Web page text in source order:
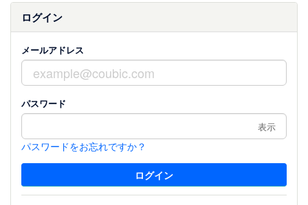
ログイン
メールアドレス
パスワード
表示
パスワードをお忘れですか？